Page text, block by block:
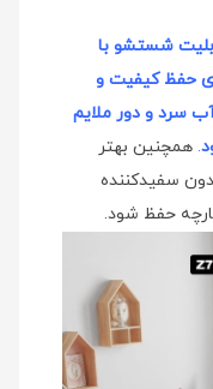
شستشو با
حفظ کیفیت و
سرد و دور ملایم
. همچنین بهتر
سفیدکننده
حفظ شود.